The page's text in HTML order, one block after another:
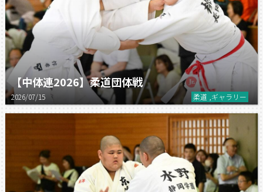
【中体連2026】柔道団体戦
2026/07/15 柔道 ,ギャラリー